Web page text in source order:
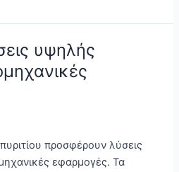
υψηλής
προσφέρουν λύσεις
εφαρμογές. Τα